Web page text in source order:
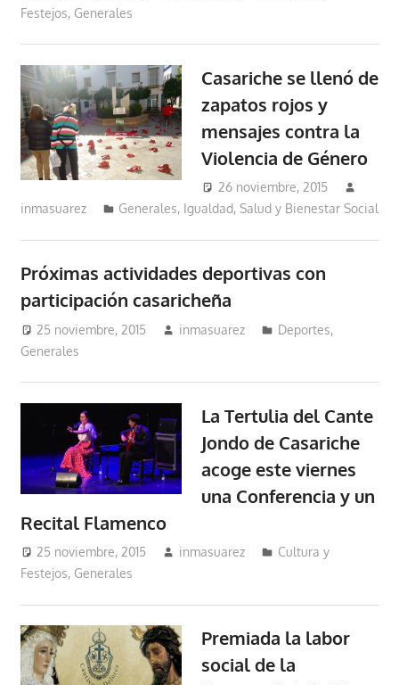
Festejos, Generales
Casariche se llenó de
zapatos rojos y
mensajes contra la
Violencia de Género
26 noviembre, 2015
inmasuarez
Generales, Igualdad, Salud y Bienestar Social
Próximas actividades deportivas con
participación casaricheña
25 noviembre, 2015 inmasuarez Deportes,
Generales
La Tertulia del Cante
Jondo de Casariche
acoge este viernes
una Conferencia y un
Recital Flamenco
25 noviembre, 2015 inmasuarez
Cultura y
Festejos, Generales
Premiada la labor
social de la